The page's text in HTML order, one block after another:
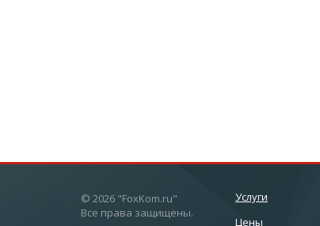
© 2026 "FoxKom.ru"
Все права защищены.
Услуги
Цены